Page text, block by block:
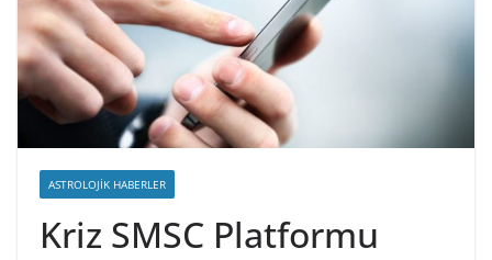
ASTROLOJIK HABERLER
Kriz SMSC Platformu